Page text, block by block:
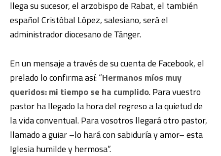
llega su sucesor, el arzobispo de Rabat, el también
español Cristóbal López, salesiano, será el
administrador diocesano de Tánger.
En un mensaje a través de su cuenta de Facebook, el
prelado lo confirma así: “Hermanos míos muy
queridos: mi tiempo se ha cumplido. Para vuestro
pastor ha llegado la hora del regreso a la quietud de
la vida conventual. Para vosotros llegará otro pastor,
llamado a guiar –lo hará con sabiduría y amor– esta
Iglesia humilde y hermosa”.